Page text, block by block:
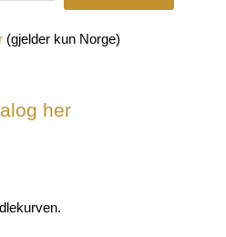
(gjelder kun Norge)
her